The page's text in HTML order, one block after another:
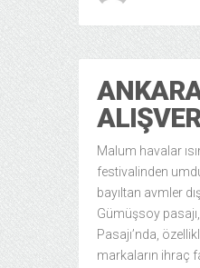
Malum havalar
festivalinden
bayıltan avmler
Gümüşsoy pasajı,
Pasajı’nda,
markaların ihraç